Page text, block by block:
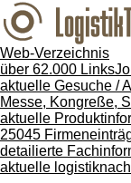
Web-Verzeichnis
über 62.000 Links
aktuelle Gesuche /
Messe, Kongreße,
aktuelle
25045
detailierte
aktuelle